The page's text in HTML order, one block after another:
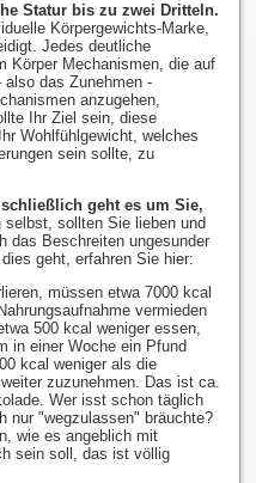
Statur bis zu zwei Dritteln.
Körpergewichts-Marke,
Jedes deutliche
Körper Mechanismen, die auf
also das Zunehmen -
anzugehen,
Ihr Ziel sein, diese
Wohlfühlgewicht, welches
sein sollte, zu
geht es um Sie,
sollten Sie lieben und
das Beschreiten ungesunder
geht, erfahren Sie hier:
müssen etwa 7000 kcal
vermieden
500 kcal weniger essen,
in einer Woche ein Pfund
kcal weniger als die
zuzunehmen. Das ist ca.
Wer isst schon täglich
nur "wegzulassen" bräuchte?
wie es angeblich mit
sein soll, das ist völlig